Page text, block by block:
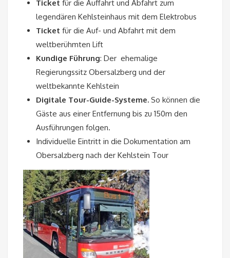
Ticket für die Auffahrt und Abfahrt zum
legendären Kehlsteinhaus mit dem Elektrobus
Ticket für die Auf- und Abfahrt mit dem
weltberühmten Lift
Kundige Führung: Der ehemalige
Regierungssitz Obersalzberg und der
weltbekannte Kehlstein
Digitale Tour-Guide-Systeme. So können die
Gäste aus einer Entfernung bis zu 150m den
Ausführungen folgen.
Individuelle Eintritt in die Dokumentation am
Obersalzberg nach der Kehlstein Tour